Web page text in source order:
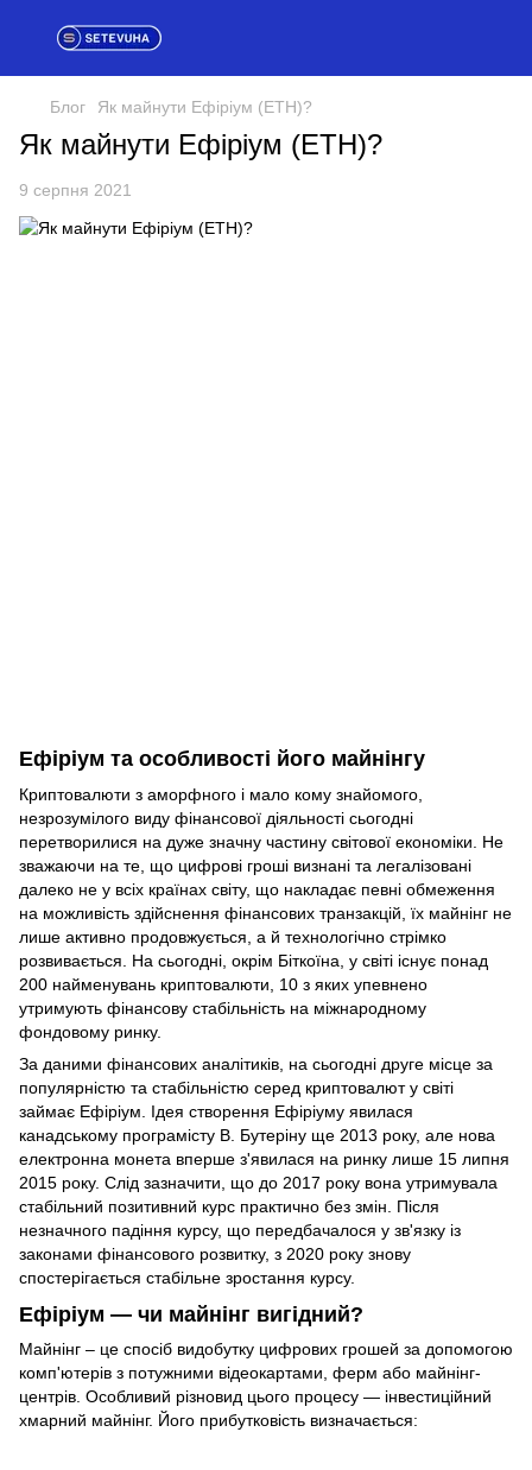
Блог Як майнути Ефіріум (ETH)?
Як майнути Ефіріум (ETH)?
9 серпня 2021
Ефіріум та особливості його майнінгу
Криптовалюти з аморфного і мало кому знайомого,
незрозумілого виду фінансової діяльності сьогодні
перетворилися на дуже значну частину світової економіки. Не
зважаючи на те, що цифрові гроші визнані та легалізовані
далеко не у всіх країнах світу, що накладає певні обмеження
на можливість здійснення фінансових транзакцій, їх майнінг не
лише активно продовжується, а й технологічно стрімко
розвивається. На сьогодні, окрім Біткоїна, у світі існує понад
200 найменувань криптовалюти, 10 з яких упевнено
утримують фінансову стабільність на міжнародному
фондовому ринку.
За даними фінансових аналітиків, на сьогодні друге місце за
популярністю та стабільністю серед криптовалют у світі
займає Ефіріум. Ідея створення Ефіріуму явилася
канадському програмісту В. Бутеріну ще 2013 року, але нова
електронна монета вперше з'явилася на ринку лише 15 липня
2015 року. Слід зазначити, що до 2017 року вона утримувала
стабільний позитивний курс практично без змін. Після
незначного падіння курсу, що передбачалося у зв'язку із
законами фінансового розвитку, з 2020 року знову
спостерігається стабільне зростання курсу.
Ефіріум — чи майнінг вигідний?
Майнінг – це спосіб видобутку цифрових грошей за допомогою
комп'ютерів з потужними відеокартами, ферм або майнінг-
центрів. Особливий різновид цього процесу — інвестиційний
хмарний майнінг. Його прибутковість визначається: